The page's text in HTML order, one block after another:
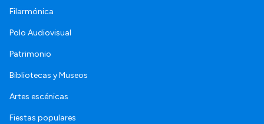
Filarmónica
Polo Audiovisual
Patrimonio
Bibliotecas y Museos
Artes escénicas
Fiestas populares